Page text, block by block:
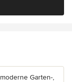
Garten-,